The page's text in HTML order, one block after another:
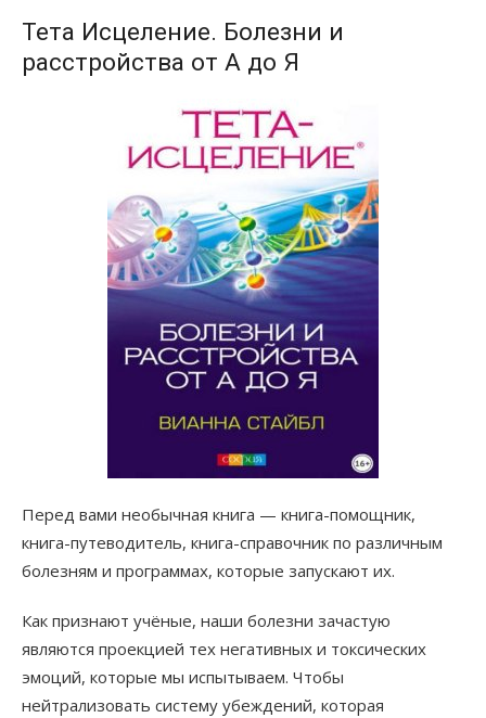
Тета Исцеление. Болезни и
расстройства от А до Я
Перед вами необычная книга — книга-помощник,
книга-путеводитель, книга-справочник по различным
болезням и программах, которые запускают их.
Как признают учёные, наши болезни зачастую
являются проекцией тех негативных и токсических
эмоций, которые мы испытываем. Чтобы
нейтрализовать систему убеждений, которая